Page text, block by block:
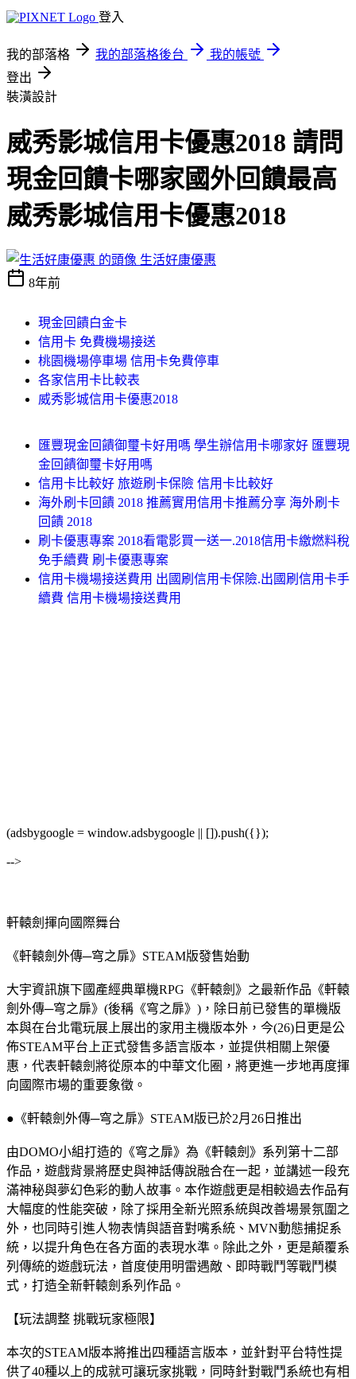
登入
我的部落格 我的部落格後台
我的帳號
登出
裝潢設計
威秀影城信用卡優惠2018 請問
現金回饋卡哪家國外回饋最高
威秀影城信用卡優惠2018
生活好康優惠
8年前
現金回饋白金卡
信用卡 免費機場接送
桃園機場停車場 信用卡免費停車
各家信用卡比較表
威秀影城信用卡優惠2018
匯豐現金回饋御璽卡好用嗎 學生辦信用卡哪家好 匯豐現
金回饋御璽卡好用嗎
信用卡比較好 旅遊刷卡保險 信用卡比較好
海外刷卡回饋 2018 推薦實用信用卡推薦分享 海外刷卡
回饋 2018
刷卡優惠專案 2018看電影買一送一.2018信用卡繳燃料稅
免手續費 刷卡優惠專案
信用卡機場接送費用 出國刷信用卡保險.出國刷信用卡手
續費 信用卡機場接送費用
(adsbygoogle = window.adsbygoogle || []).push({});
-->
軒轅劍揮向國際舞台
《軒轅劍外傳─穹之扉》STEAM版發售始動
大宇資訊旗下國產經典單機RPG《軒轅劍》之最新作品《軒轅
劍外傳─穹之扉》(後稱《穹之扉》)，除日前已發售的單機版
本與在台北電玩展上展出的家用主機版本外，今(26)日更是公
佈STEAM平台上正式發售多語言版本，並提供相關上架優
惠，代表軒轅劍將從原本的中華文化圈，將更進一步地再度揮
向國際市場的重要象徵。
●《軒轅劍外傳─穹之扉》STEAM版已於2月26日推出
由DOMO小組打造的《穹之扉》為《軒轅劍》系列第十二部
作品，遊戲背景將歷史與神話傳說融合在一起，並講述一段充
滿神秘與夢幻色彩的動人故事。本作遊戲更是相較過去作品有
大幅度的性能突破，除了採用全新光照系統與改善場景氛圍之
外，也同時引進人物表情與語音對嘴系統、MVN動態捕捉系
統，以提升角色在各方面的表現水準。除此之外，更是顛覆系
列傳統的遊戲玩法，首度使用明雷遇敵、即時戰鬥等戰鬥模
式，打造全新軒轅劍系列作品。
【玩法調整 挑戰玩家極限】
本次的STEAM版本將推出四種語言版本，並針對平台特性提
供了40種以上的成就可讓玩家挑戰，同時針對戰鬥系統也有相